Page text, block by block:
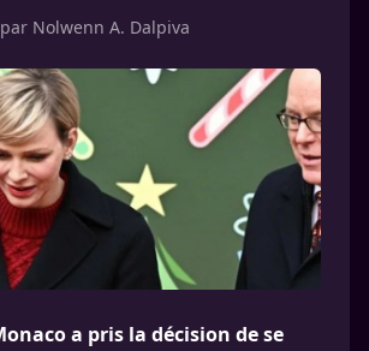
Nolwenn A. Dalpiva
a pris la décision de se